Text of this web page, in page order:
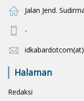
Jalan Jend.
-
Halaman
Redaksi